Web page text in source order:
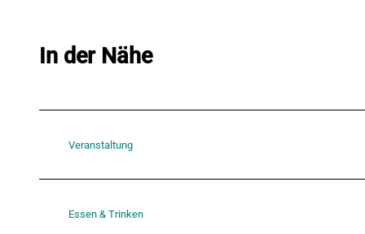
In der Nähe
Veranstaltung
Essen & Trinken